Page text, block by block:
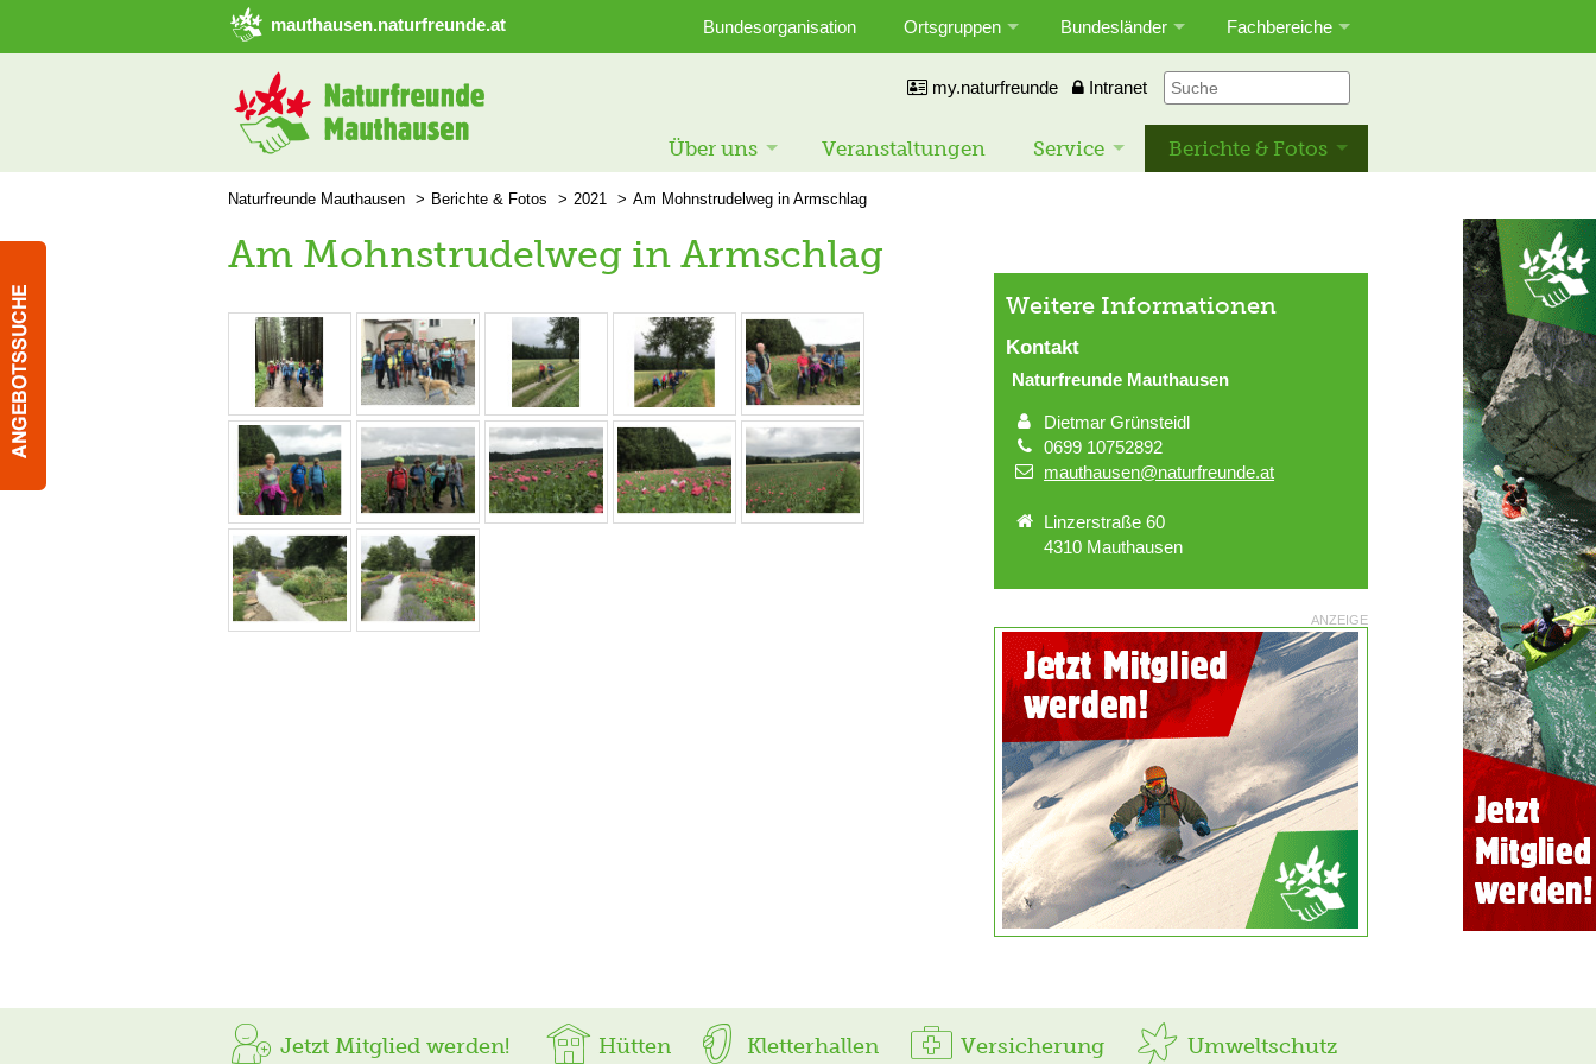
➜ Hauptregion der Seite anspringen
mauthausen.naturfreunde.at Bundesorganisation Ortsgruppen Bundesländer Fachbereiche
my.naturfreunde Intranet
Über uns Veranstaltungen Service Berichte & Fotos
Naturfreunde Mauthausen Berichte & Fotos 2021 Am Mohnstrudelweg in Armschlag
Am Mohnstrudelweg in Armschlag
Weitere Informationen
Kontakt
Naturfreunde Mauthausen
Dietmar Grünsteidl
0699 10752892
mauthausen@naturfreunde.at
Linzerstraße 60
4310 Mauthausen
ANZEIGE
Jetzt Mitglied werden! Hütten Kletterhallen Versicherung Umweltschutz